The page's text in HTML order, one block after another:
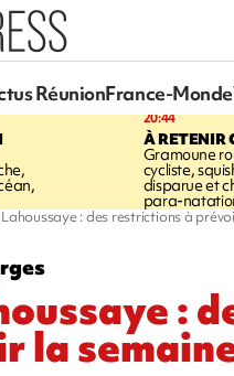
RéunionFrance-Monde
20:44
À RETENIR
Gramoune
cycliste,
disparue et
para-
: des restrictions à
:
la